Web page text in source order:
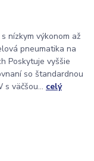
nízkym výkonom až
pneumatika na
Poskytuje vyššie
so štandardnou
väčšou... celý